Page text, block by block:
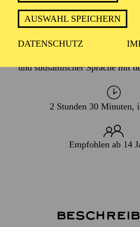
AUSWAHL SPEICHERN
DATENSCHUTZ
PREMIERE
27. Februar 2027
und südsamischer Sprache mit
2 Stunden 30 Minuten,
Empfohlen ab 14